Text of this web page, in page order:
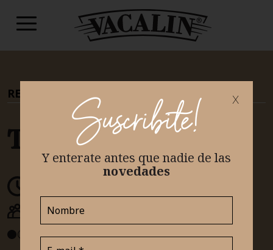
x
Suscribite!
Y enterate antes que nadie de las
novedades
RECETAS TEAM DULCE
Torta bombón
6 a 8 porciones
INTERMEDIO